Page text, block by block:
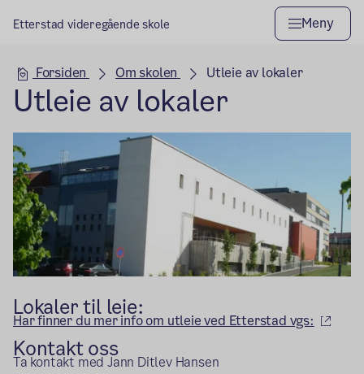
Etterstad videregående skole Meny
Hovedseksjon
Forsiden Om skolen Utleie av lokaler
Utleie av lokaler
Lokaler til leie:
Har finner du mer info om utleie ved Etterstad vgs:
Kontakt oss
Ta kontakt med Jann Ditlev Hansen